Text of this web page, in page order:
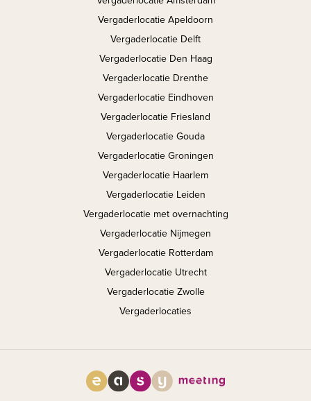
Vergaderlocatie Apeldoorn
Vergaderlocatie Delft
Vergaderlocatie Den Haag
Vergaderlocatie Drenthe
Vergaderlocatie Eindhoven
Vergaderlocatie Friesland
Vergaderlocatie Gouda
Vergaderlocatie Groningen
Vergaderlocatie Haarlem
Vergaderlocatie Leiden
Vergaderlocatie met overnachting
Vergaderlocatie Nijmegen
Vergaderlocatie Rotterdam
Vergaderlocatie Utrecht
Vergaderlocatie Zwolle
Vergaderlocaties